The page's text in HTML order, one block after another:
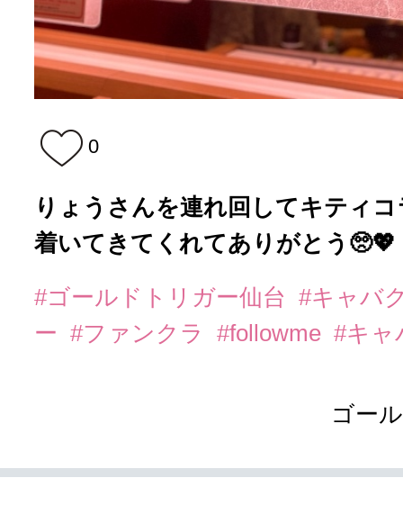
0
りょうさんを連れ回してキティ
着いてきてくれてありがとう🥺💖
#ゴールドトリガー仙台
#キャバ
ー #ファンクラ #followme #キ
ゴー